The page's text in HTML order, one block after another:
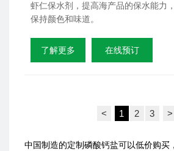
虾仁保水剂，提高海产品的保水能力
保持颜色和味道。
了解更多 在线预订
< 1 2 3 >
中国制造的定制磷酸钙盐可以低价购买